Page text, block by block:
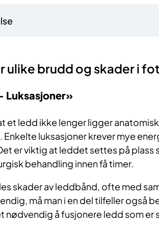
ulike brudd og skader i
Luksasjoner»
et ledd ikke lenger ligger
Enkelte luksasjoner krever mye
er viktig at leddet settes på plass
behandling innen få timer.
skader av leddbånd, ofte med
må man i en del tilfeller også
nødvendig å fusjonere ledd som er